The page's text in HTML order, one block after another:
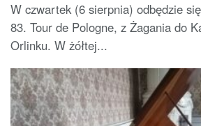
W czwartek (6 sierpnia) odbędzie
83. Tour de Pologne, z Żagania do
Orlinku. W żółtej...